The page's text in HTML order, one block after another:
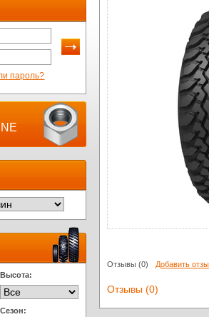
пароль?
Высота:
Сезон:
Отзывы (0) Добавить
Отзывы (0)